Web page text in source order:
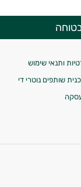
ותנאי שימוש
שותפים נוטרי די